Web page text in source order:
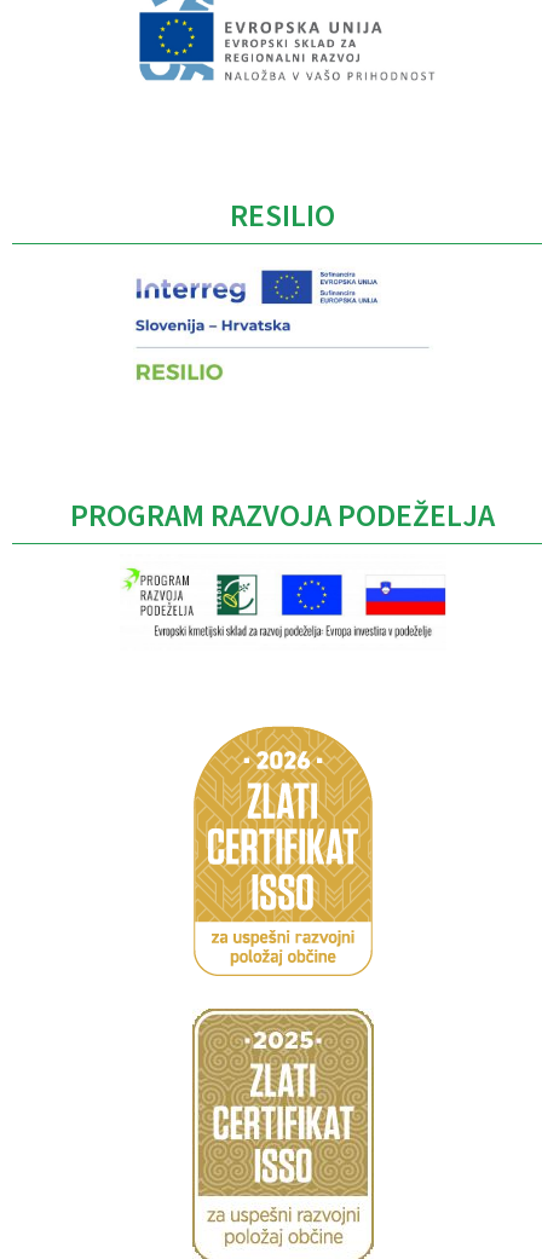
RESILIO
PROGRAM RAZVOJA PODEŽELJA